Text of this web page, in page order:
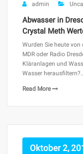
admin
Abwasser in
Crystal Meth
Wurden Sie heute
MDR oder Radio
Kläranlagen und
Wasser
Read More
Oktober 2,